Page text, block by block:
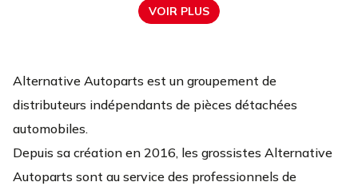
VOIR PLUS
Alternative Autoparts est un groupement de
distributeurs indépendants de pièces détachées
automobiles.
Depuis sa création en 2016, les grossistes Alternative
Autoparts sont au service des professionnels de